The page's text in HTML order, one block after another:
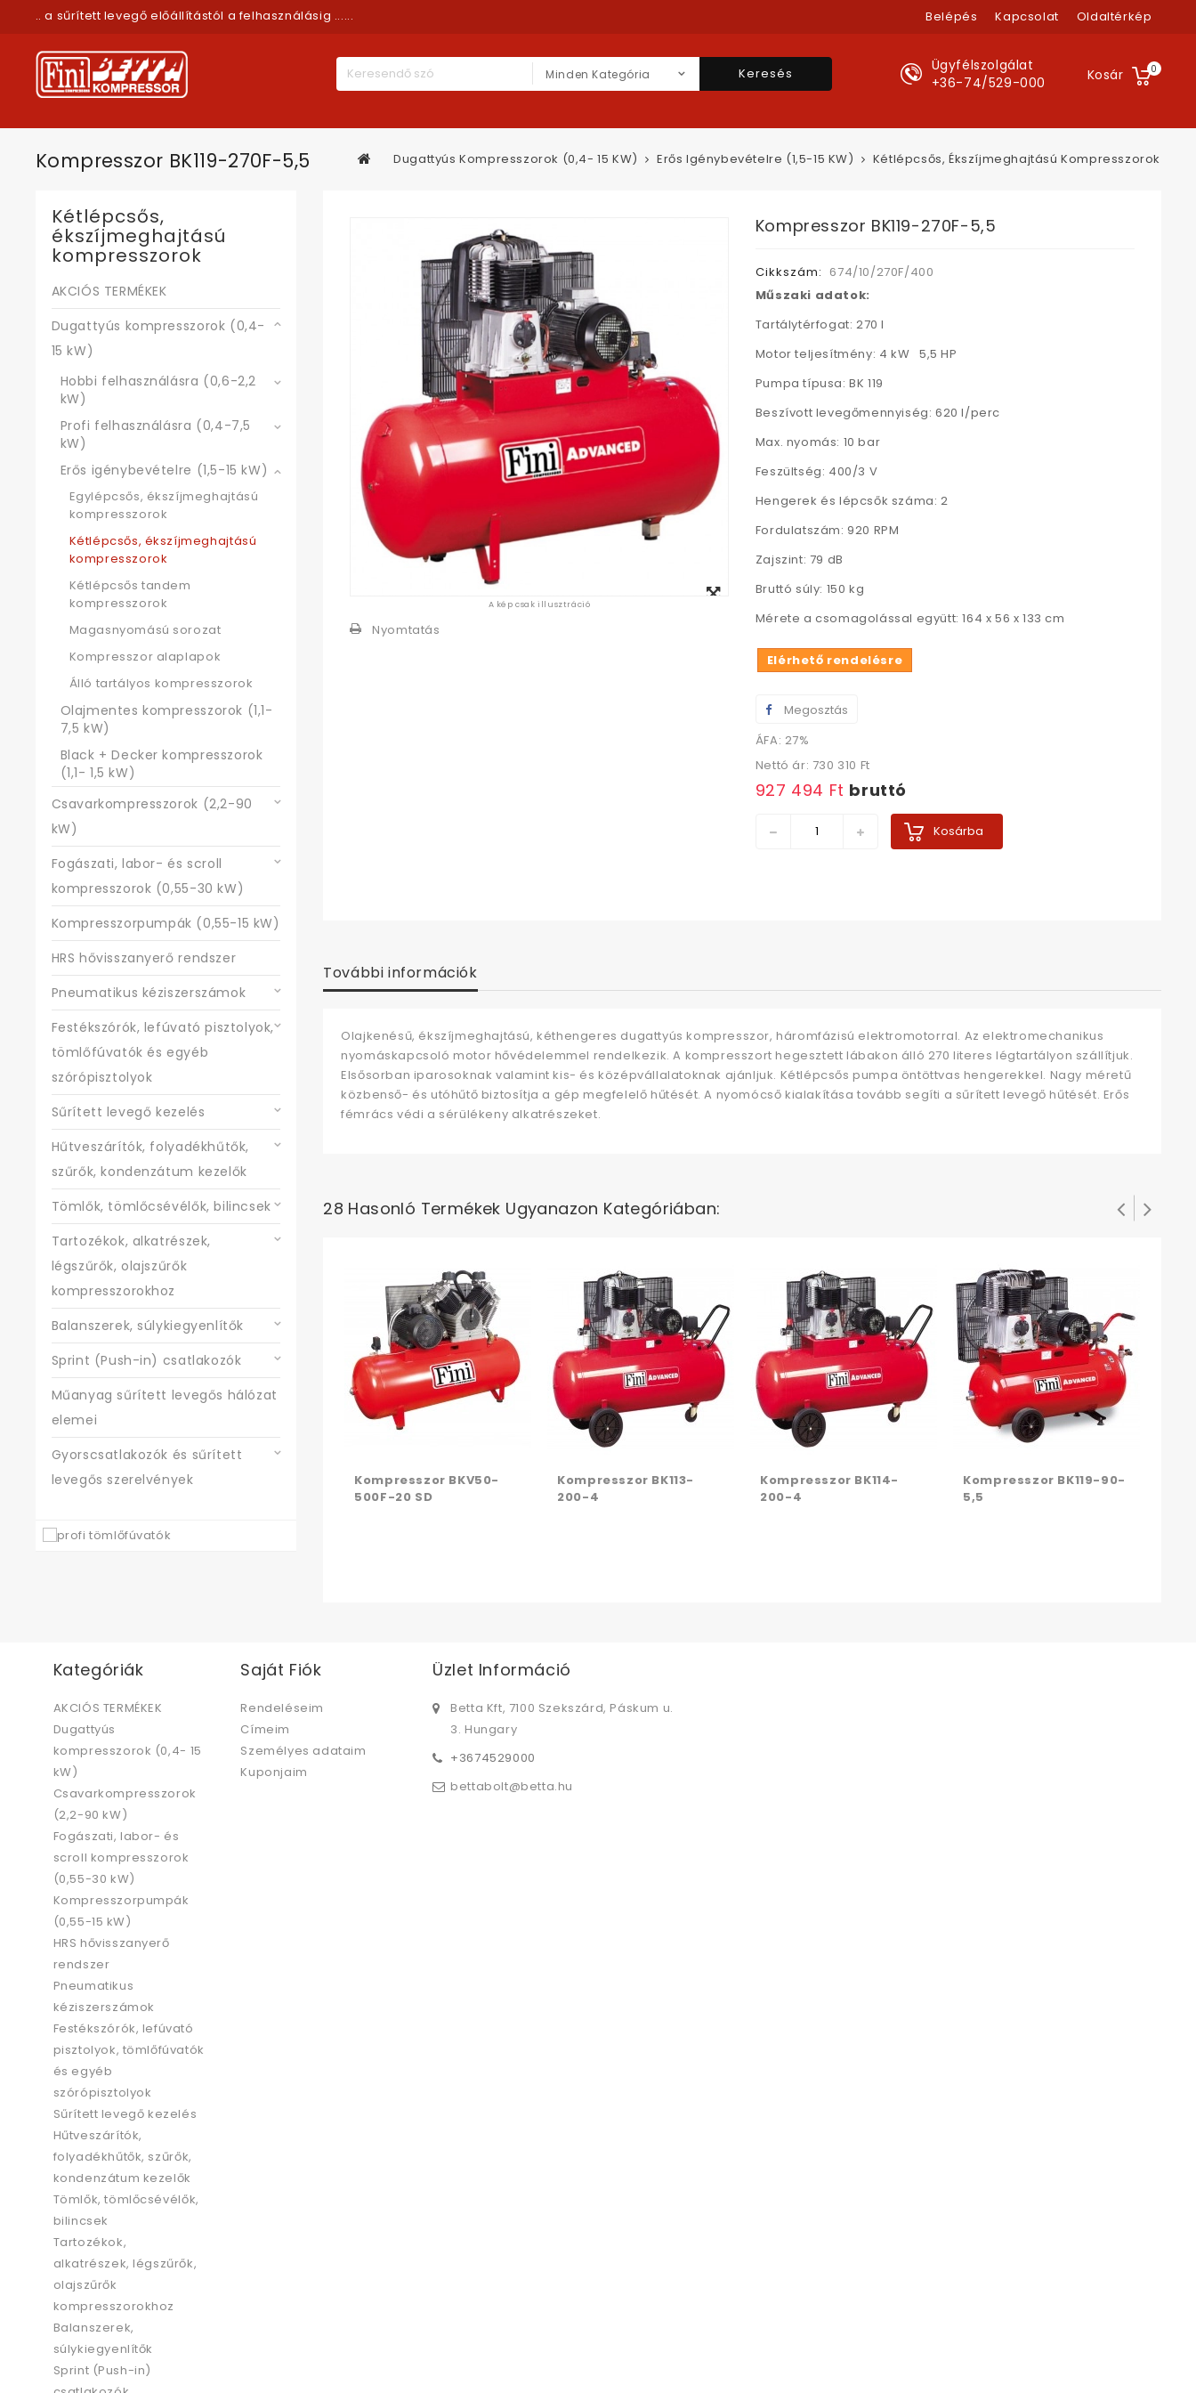
.. a sűrített levegő előállítástól a felhasználásig ...... Belépés Kapcsolat Oldaltérkép
Kosár 0
Ügyfélszolgálat
+36-74/529-000
Minden Kategória Keresés
Kompresszor BK119-270F-5,5 Dugattyús Kompresszorok (0,4- 15 KW) Erős Igénybevételre (1,5-15 KW) Kétlépcsős, Ékszíjmeghajtású Kompresszorok
Kétlépcsős,
ékszíjmeghajtású
kompresszorok
AKCIÓS TERMÉKEK
Dugattyús kompresszorok (0,4-
15 kW)
Hobbi felhasználásra (0,6-2,2
kW)
Profi felhasználásra (0,4-7,5
kW)
Erős igénybevételre (1,5-15 kW)
Egylépcsős, ékszíjmeghajtású
kompresszorok
Kétlépcsős, ékszíjmeghajtású
kompresszorok
Kétlépcsős tandem
kompresszorok
Magasnyomású sorozat
Kompresszor alaplapok
Álló tartályos kompresszorok
Olajmentes kompresszorok (1,1-
7,5 kW)
Black + Decker kompresszorok
(1,1- 1,5 kW)
Csavarkompresszorok (2,2-90
kW)
Fogászati, labor- és scroll
kompresszorok (0,55-30 kW)
Kompresszorpumpák (0,55-15 kW)
HRS hővisszanyerő rendszer
Pneumatikus kéziszerszámok
Festékszórók, lefúvató pisztolyok,
tömlőfúvatók és egyéb
szórópisztolyok
Sűrített levegő kezelés
Hűtveszárítók, folyadékhűtők,
szűrők, kondenzátum kezelők
Tömlők, tömlőcsévélők, bilincsek
Tartozékok, alkatrészek,
légszűrők, olajszűrők
kompresszorokhoz
Balanszerek, súlykiegyenlítők
Sprint (Push-in) csatlakozók
Műanyag sűrített levegős hálózat
elemei
Gyorscsatlakozók és sűrített
levegős szerelvények
A kép csak illusztráció
Nyomtatás
Kompresszor BK119-270F-5,5
Cikkszám: 674/10/270F/400
Műszaki adatok:
Tartálytérfogat: 270 l
Motor teljesítmény: 4 kW 5,5 HP
Pumpa típusa: BK 119
Beszívott levegőmennyiség: 620 l/perc
Max. nyomás: 10 bar
Feszültség: 400/3 V
Hengerek és lépcsők száma: 2
Fordulatszám: 920 RPM
Zajszint: 79 dB
Bruttó súly: 150 kg
Mérete a csomagolással együtt: 164 x 56 x 133 cm
Elérhető rendelésre
Megosztás
ÁFA: 27%
Nettó ár: 730 310 Ft‎
927 494 Ft‎ bruttó
Kosárba
További információk
Olajkenésű, ékszíjmeghajtású, kéthengeres dugattyús kompresszor, háromfázisú elektromotorral. Az elektromechanikus
nyomáskapcsoló motor hővédelemmel rendelkezik. A kompresszort hegesztett lábakon álló 270 literes légtartályon szállítjuk.
Elsősorban iparosoknak valamint kis- és középvállalatoknak ajánljuk. Kétlépcsős pumpa öntöttvas hengerekkel. Nagy méretű
közbenső- és utóhűtő biztosítja a gép megfelelő hűtését. A nyomócső kialakítása tovább segíti a sűrített levegő hűtését. Erős
fémrács védi a sérülékeny alkatrészeket.
28 Hasonló Termékek Ugyanazon Kategóriában:
Kompresszor BKV50-
500F-20 SD
Kompresszor BK113-
200-4
Kompresszor BK114-
200-4
Kompresszor BK119-90-
5,5
Kategóriák
AKCIÓS TERMÉKEK
Dugattyús
kompresszorok (0,4- 15
kW)
Csavarkompresszorok
(2,2-90 kW)
Fogászati, labor- és
scroll kompresszorok
(0,55-30 kW)
Kompresszorpumpák
(0,55-15 kW)
HRS hővisszanyerő
rendszer
Pneumatikus
kéziszerszámok
Festékszórók, lefúvató
pisztolyok, tömlőfúvatók
és egyéb
szórópisztolyok
Sűrített levegő kezelés
Hűtveszárítók,
folyadékhűtők, szűrők,
kondenzátum kezelők
Tömlők, tömlőcsévélők,
bilincsek
Tartozékok,
alkatrészek, légszűrők,
olajszűrők
kompresszorokhoz
Balanszerek,
súlykiegyenlítők
Sprint (Push-in)
Saját Fiók
Rendeléseim
Címeim
Személyes adataim
Kuponjaim
Üzlet Információ
Betta Kft, 7100 Szekszárd, Páskum u.
3. Hungary
+3674529000
bettabolt@betta.hu